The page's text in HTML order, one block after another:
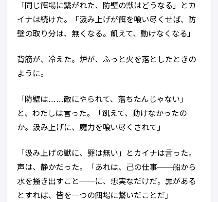
「同じ餌場に繋がれた、防壁の獣はどうなる」とカ
イナは続けた。「汲み上げが餌を喰い尽くせば、防
壁の取り分は、無くなる。飢えて、動けなくなる」
背筋が、冷えた。炉が、ふっと火を落としたときの
ように。
「防壁は……敵にやられて、落ちたんじゃない」
と、わたしは言った。「飢えて、動けなかったの
か。汲み上げに、魔力を喰い尽くされて」
「汲み上げの獣に、罪は無い」とカイナは言った。
声は、静かだった。「あれは、己の仕事——船から
水を掻き出すこと——に、忠実なだけだ。罪がある
とすれば、皆を一つの餌場に繋いだことだ」